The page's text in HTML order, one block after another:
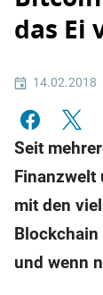
das Ei
14.02.2018
Seit
Finanzwelt
mit den
und wenn